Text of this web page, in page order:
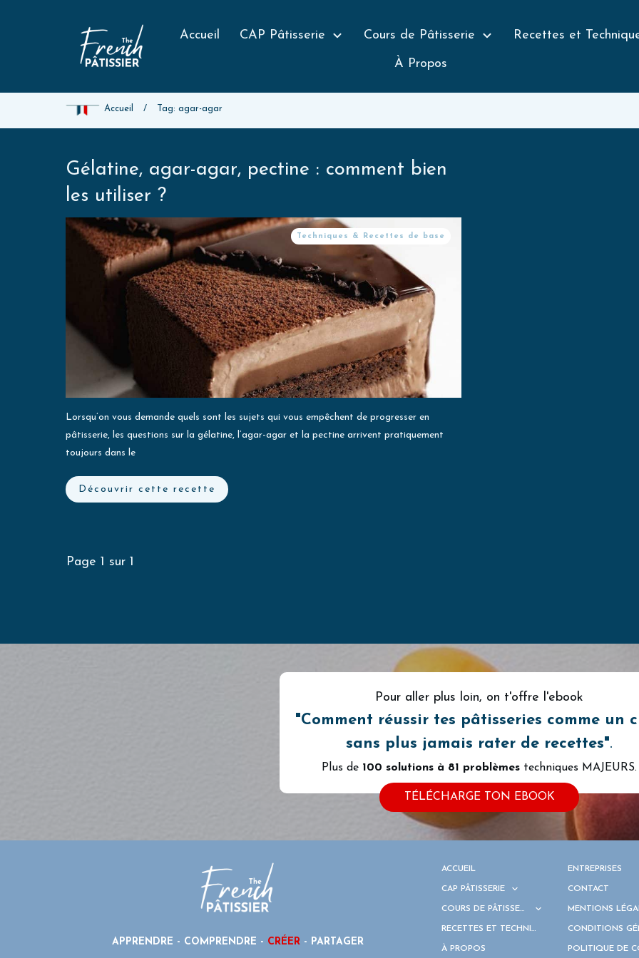
Accueil CAP Pâtisserie Cours de Pâtisserie Recettes et
À Propos
Accueil / Tag: agar-agar
Gélatine, agar-agar, pectine : comment bien
les utiliser ?
Techniques & Recettes de base
Lorsqu’on vous demande quels sont les sujets qui vous empêchent de progresser en
pâtisserie, les questions sur la gélatine, l’agar-agar et la pectine arrivent pratiquement
toujours dans le
Découvrir cette recette
Page 1 sur 1
Pour aller plus loin, on t'offre l'ebook
"Comment réussir tes pâtisseries comme un
sans plus jamais rater de recettes".
Plus de 100 solutions à 81 problèmes techniques MAJEURS.
TÉLÉCHARGE TON EBOOK
APPRENDRE - COMPRENDRE - CRÉER- PARTAGER
ACCUEIL
CAP PÂTISSERIE
COURS DE PÂTISSERIE
RECETTES ET TECHNIQUES
À PROPOS
ENTREPRISES
CONTACT
MENTIONS
CONDITIONS
POLITIQUE DE